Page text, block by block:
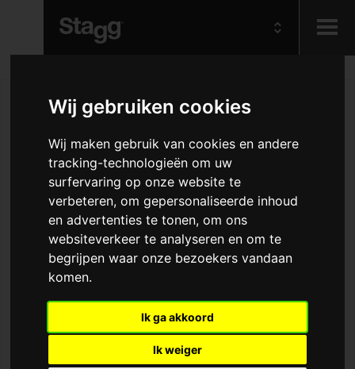
Wij gebruiken cookies
Wij maken gebruik van cookies en andere
tracking-technologieën om uw
surfervaring op onze website te
verbeteren, om gepersonaliseerde inhoud
en advertenties te tonen, om ons
websiteverkeer te analyseren en om te
begrijpen waar onze bezoekers vandaan
komen.
Ik ga akkoord
Ik weiger
Lighting